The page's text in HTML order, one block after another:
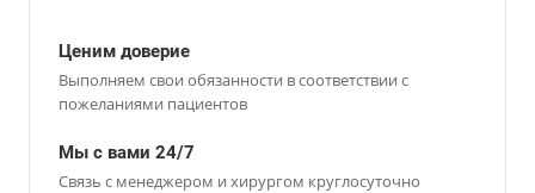
Ценим доверие
Выполняем свои обязанности в соответствии с
пожеланиями пациентов
Мы с вами 24/7
Связь с менеджером и хирургом круглосуточно